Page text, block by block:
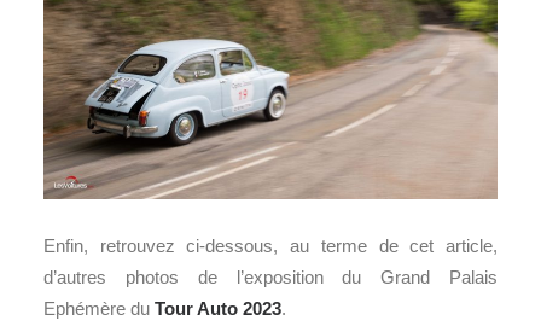
Enfin, retrouvez ci-dessous, au terme de cet article,
d’autres photos de l’exposition du Grand Palais
Ephémère du Tour Auto 2023.